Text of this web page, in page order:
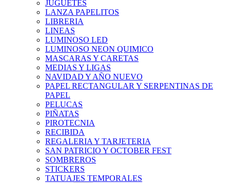
JUGUETES
LANZA PAPELITOS
LIBRERIA
LINEAS
LUMINOSO LED
LUMINOSO NEON QUIMICO
MASCARAS Y CARETAS
MEDIAS Y LIGAS
NAVIDAD Y AÑO NUEVO
PAPEL RECTANGULAR Y SERPENTINAS DE
PAPEL
PELUCAS
PIÑATAS
PIROTECNIA
RECIBIDA
REGALERIA Y TARJETERIA
SAN PATRICIO Y OCTOBER FEST
SOMBREROS
STICKERS
TATUAJES TEMPORALES